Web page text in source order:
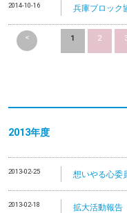
2014-10-16 兵庫ブロック
< 1 2
2013年度
2013-02-25 想いやる心委
2013-02-18 拡大活動報告